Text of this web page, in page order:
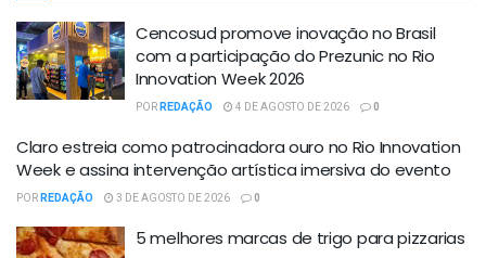
Cencosud promove inovação no Brasil
com a participação do Prezunic no Rio
Innovation Week 2026
PORREDAÇÃO 4 DE AGOSTO DE 2026 0
Claro estreia como patrocinadora ouro no Rio Innovation
Week e assina intervenção artística imersiva do evento
PORREDAÇÃO 3 DE AGOSTO DE 2026 0
5 melhores marcas de trigo para pizzarias